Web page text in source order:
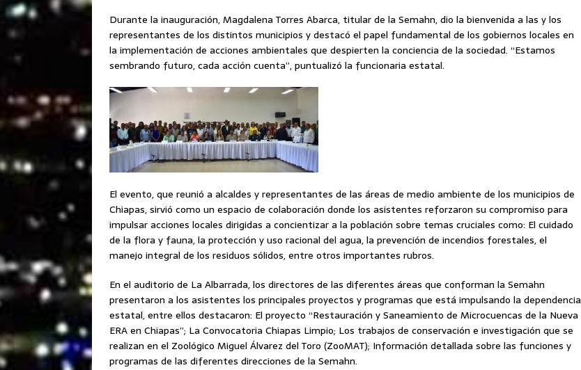
Durante la inauguración, Magdalena Torres Abarca, titular de la Semahn, dio la bienvenida a las y los
representantes de los distintos municipios y destacó el papel fundamental de los gobiernos locales en
la implementación de acciones ambientales que despierten la conciencia de la sociedad. “Estamos
sembrando futuro, cada acción cuenta”, puntualizó la funcionaria estatal.
El evento, que reunió a alcaldes y representantes de las áreas de medio ambiente de los municipios de
Chiapas, sirvió como un espacio de colaboración donde los asistentes reforzaron su compromiso para
impulsar acciones locales dirigidas a concientizar a la población sobre temas cruciales como: El cuidado
de la flora y fauna, la protección y uso racional del agua, la prevención de incendios forestales, el
manejo integral de los residuos sólidos, entre otros importantes rubros.
En el auditorio de La Albarrada, los directores de las diferentes áreas que conforman la Semahn
presentaron a los asistentes los principales proyectos y programas que está impulsando la dependencia
estatal, entre ellos destacaron: El proyecto “Restauración y Saneamiento de Microcuencas de la Nueva
ERA en Chiapas”; La Convocatoria Chiapas Limpio; Los trabajos de conservación e investigación que se
realizan en el Zoológico Miguel Álvarez del Toro (ZooMAT); Información detallada sobre las funciones y
programas de las diferentes direcciones de la Semahn.